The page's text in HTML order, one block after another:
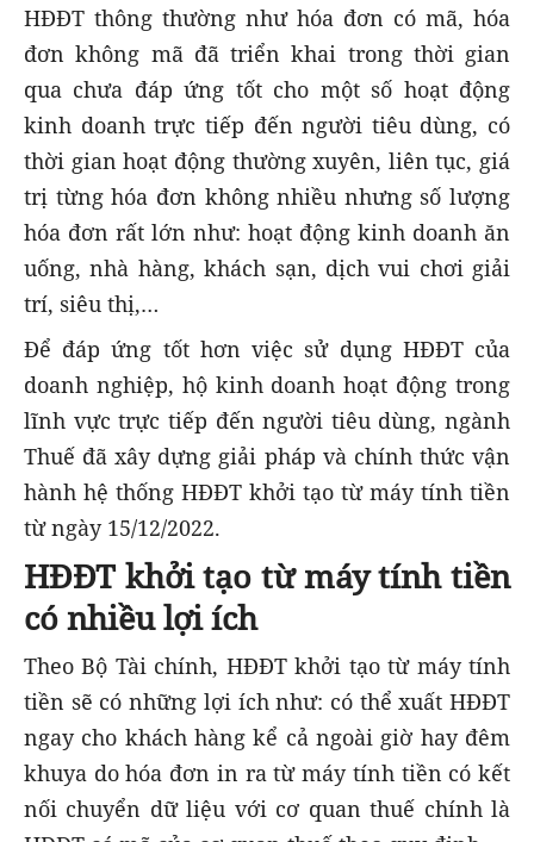
HĐĐT thông thường như hóa đơn có mã, hóa
đơn không mã đã triển khai trong thời gian
qua chưa đáp ứng tốt cho một số hoạt động
kinh doanh trực tiếp đến người tiêu dùng, có
thời gian hoạt động thường xuyên, liên tục, giá
trị từng hóa đơn không nhiều nhưng số lượng
hóa đơn rất lớn như: hoạt động kinh doanh ăn
uống, nhà hàng, khách sạn, dịch vui chơi giải
trí, siêu thị,…
Để đáp ứng tốt hơn việc sử dụng HĐĐT của
doanh nghiệp, hộ kinh doanh hoạt động trong
lĩnh vực trực tiếp đến người tiêu dùng, ngành
Thuế đã xây dựng giải pháp và chính thức vận
hành hệ thống HĐĐT khởi tạo từ máy tính tiền
từ ngày 15/12/2022.
HĐĐT khởi tạo từ máy tính tiền
có nhiềulợi ích
Theo Bộ Tài chính, HĐĐT khởi tạo từ máy tính
tiền sẽ có những lợi ích như: có thể xuất HĐĐT
ngay cho khách hàng kể cả ngoài giờ hay đêm
khuya do hóa đơn in ra từ máy tính tiền có kết
nối chuyển dữ liệu với cơ quan thuế chính là